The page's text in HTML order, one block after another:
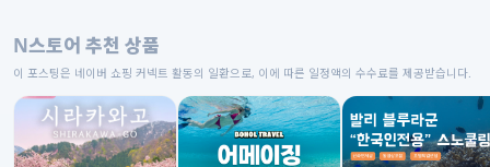
N스토어 추천 상품
이 포스팅은 네이버 쇼핑 커넥트 활동의 일환으로, 이에 따른 일정액의 수수료를 제공받습니다.